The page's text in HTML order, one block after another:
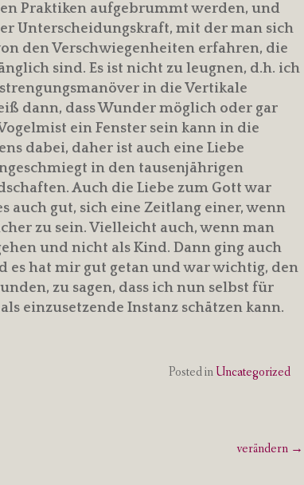
Praktiken aufgebrummt werden, und
Unterscheidungskraft, mit der man sich
den Verschwiegenheiten erfahren, die
sind. Es ist nicht zu leugnen, d.h. ich
in die Vertikale
dann, dass Wunder möglich oder gar
ein Fenster sein kann in die
dabei, daher ist auch eine Liebe
in den tausenjährigen
Auch die Liebe zum Gott war
gut, sich eine Zeitlang einer, wenn
zu sein. Vielleicht auch, wenn man
und nicht als Kind. Dann ging auch
es hat mir gut getan und war wichtig, den
zu sagen, dass ich nun selbst für
einzusetzende Instanz schätzen kann.
Posted inUncategorized
verändern →